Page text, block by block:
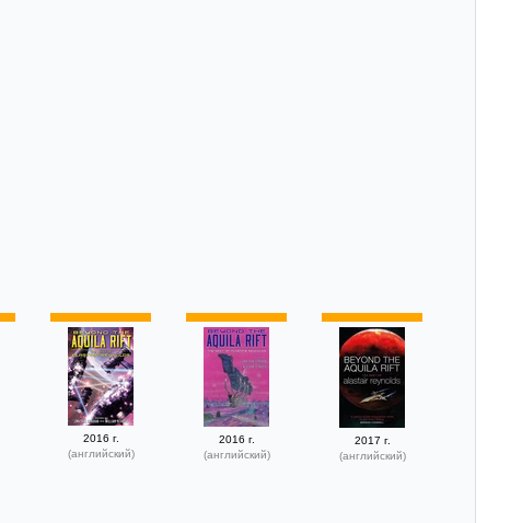
2016 г.
(английский)
2016 г.
(английский)
2017 г.
(английский)